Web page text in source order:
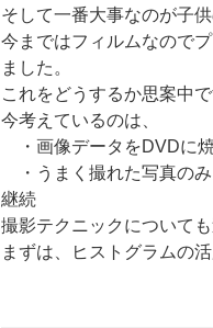
そして一番大事なのが子
今まではフィルムなので
ました。
これをどうするか思案中で
今考えているのは、
・画像データをDVDに
・うまく撮れた写真の
継続
撮影テクニックについて
まずは、ヒストグラムの